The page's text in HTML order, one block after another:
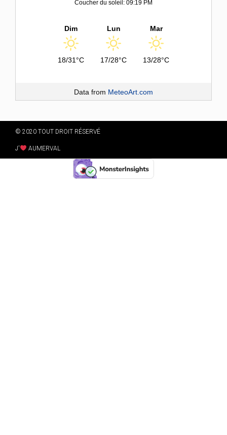
Coucher du soleil: 09:19 PM
Dim
18/31°C
Lun
17/28°C
Mar
13/28°C
Data from MeteoArt.com
© 2020 TOUT DROIT RÉSERVÉ
J' AUMERVAL